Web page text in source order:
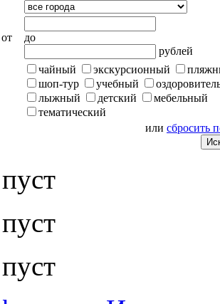
до
рублей
чайный экскурсионный
шоп-тур
учебный
лыжный
детский
мебельный
тематический
или сбросить